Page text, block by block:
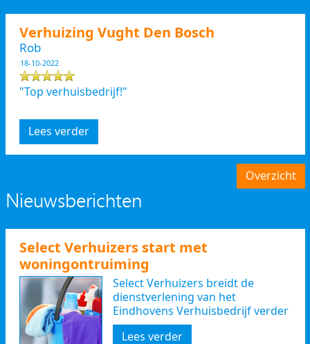
Verhuizing Vught Den Bosch
Rob
18-10-2022
"Top verhuisbedrijf!"
Lees verder
Overzicht
Nieuwsberichten
Select Verhuizers start met
woningontruiming
Select Verhuizers breidt de
dienstverlening van het
Eindhovens Verhuisbedrijf verder
uit
Lees verder